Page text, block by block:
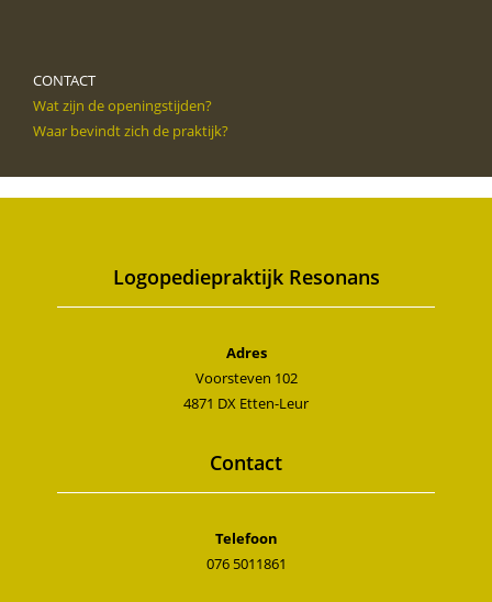
CONTACT
Wat zijn de openingstijden?
Waar bevindt zich de praktijk?
Logopediepraktijk Resonans
Adres
Voorsteven 102
4871 DX Etten-Leur
Contact
Telefoon
076 5011861